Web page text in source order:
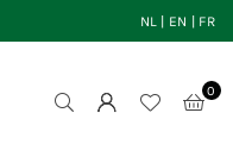
NL | EN | FR
0